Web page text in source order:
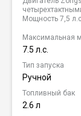
Мощность 7,5
Максимальная
7.5 л.с.
Тип запуска
Ручной
Топливный бак
2.6 л